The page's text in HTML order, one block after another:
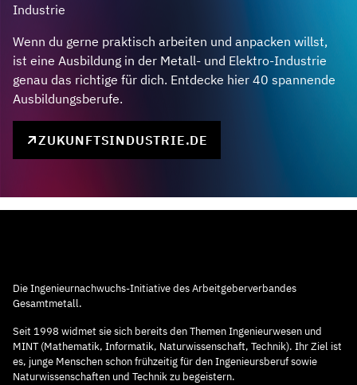
Industrie
Wenn du gerne praktisch arbeiten und anpacken willst,
ist eine Ausbildung in der Metall- und Elektro-Industrie
genau das richtige für dich. Entdecke hier 40 spannende
Ausbildungsberufe.
ZUKUNFTSINDUSTRIE.DE
Die Ingenieurnachwuchs-Initiative des Arbeitgeberverbandes
Gesamtmetall.
Seit 1998 widmet sie sich bereits den Themen Ingenieurwesen und
MINT (Mathematik, Informatik, Naturwissenschaft, Technik). Ihr Ziel ist
es, junge Menschen schon frühzeitig für den Ingenieursberuf sowie
Naturwissenschaften und Technik zu begeistern.